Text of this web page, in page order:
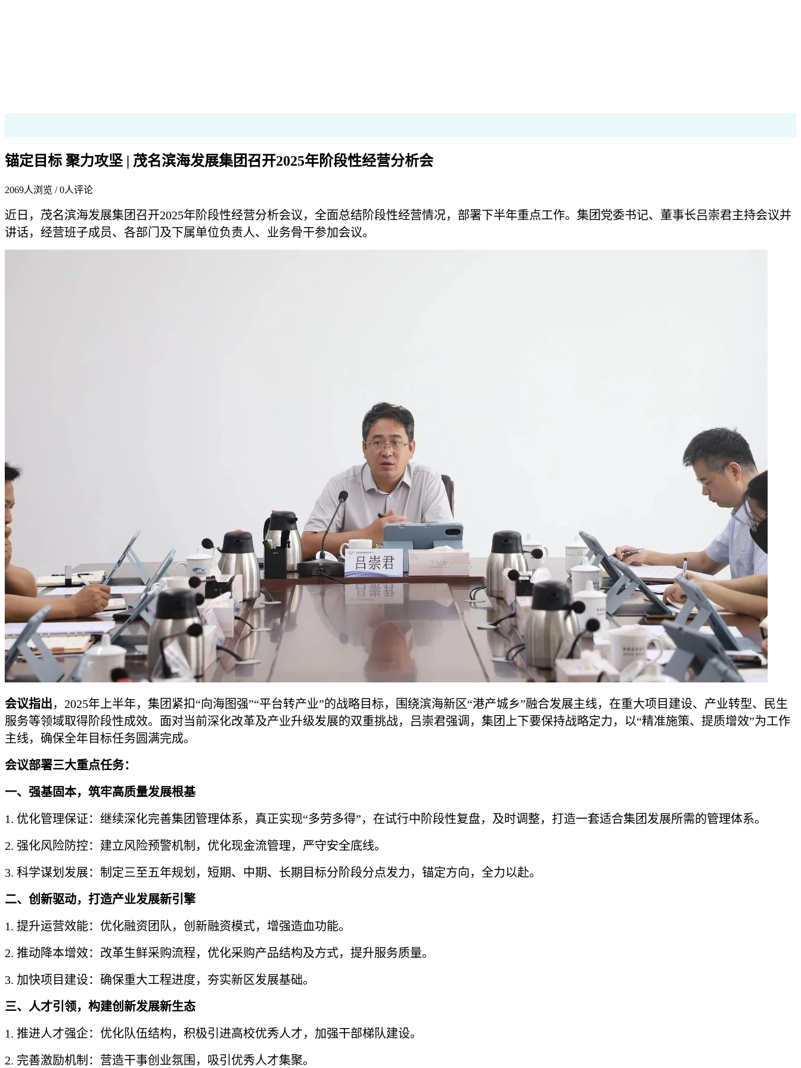
锚定目标 聚力攻坚 | 茂名滨海发展集团召开2025年阶段性经营分析会
2069人浏览 /0人评论
近日，茂名滨海发展集团召开2025年阶段性经营分析会议，全面总结阶段性经营情况，部署下半年重点工作。集团党委书记、董事长吕崇君主持会议并
讲话，经营班子成员、各部门及下属单位负责人、业务骨干参加会议。
会议指出，2025年上半年，集团紧扣“向海图强”“平台转产业”的战略目标，围绕滨海新区“港产城乡”融合发展主线，在重大项目建设、产业转型、民生
服务等领域取得阶段性成效。面对当前深化改革及产业升级发展的双重挑战，吕崇君强调，集团上下要保持战略定力，以“精准施策、提质增效”为工作
主线，确保全年目标任务圆满完成。
会议部署三大重点任务：
一、强基固本，筑牢高质量发展根基
1. 优化管理保证：继续深化完善集团管理体系，真正实现“多劳多得”，在试行中阶段性复盘，及时调整，打造一套适合集团发展所需的管理体系。
2. 强化风险防控：建立风险预警机制，优化现金流管理，严守安全底线。
3. 科学谋划发展：制定三至五年规划，短期、中期、长期目标分阶段分点发力，锚定方向，全力以赴。
二、创新驱动，打造产业发展新引擎
1. 提升运营效能：优化融资团队，创新融资模式，增强造血功能。
2. 推动降本增效：改革生鲜采购流程，优化采购产品结构及方式，提升服务质量。
3. 加快项目建设：确保重大工程进度，夯实新区发展基础。
三、人才引领，构建创新发展新生态
1. 推进人才强企：优化队伍结构，积极引进高校优秀人才，加强干部梯队建设。
2. 完善激励机制：营造干事创业氛围，吸引优秀人才集聚。